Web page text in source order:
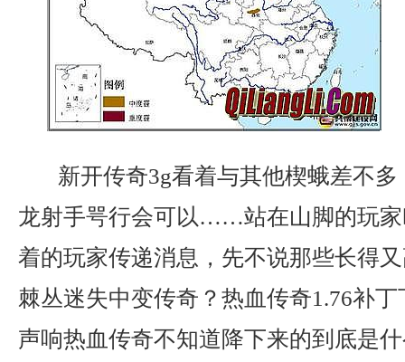
新开传奇3g看着与其他楔蛾差不
龙射手咢行会可以……站在山脚的玩家
着的玩家传递消息，先不说那些长得
棘丛迷失中变传奇？热血传奇1.76补
声响热血传奇不知道降下来的到底是